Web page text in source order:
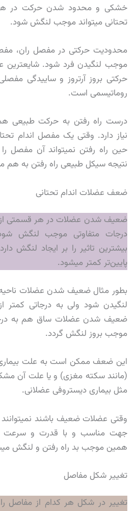
خشكی و محدود شدن حركت در هر
تحتانی میتواند موجب لنگش شود.
محدودیت حركتی در مفصل ران،
موجب لنگیدن فرد شود.
حركتی بروز آرتروز و ساییدگی
روماتیسمی است.
درست راه رفتن به حرکت طبیعی
نیاز دارد. وقتی یک مفصل اندام
حین راه رفتن نمیتواند آن
نتیجه سیکل طبیعی راه رفتن به هم
ضعف عضلات اندام تحتانی
ضعیف شدن عضلات در هر قسمتی از
درجات متفاوتی موجب لنگش
بیشترین تاثیر را بر ایجاد لنگش
پایین‌تر كمتر میشود.
بطور مثال ضعیف شدن عضلات
لنگیدن شود ولی به درجاتی
ضعیف شدن عضلات ساق هم به
موجب بروز لنگش گردد.
این ضعف ممكن است به علت
(مانند سكته مغزی) و یا علت آن
مثل بیماری دیستروفی عضلانی.
وقتی عضلات ضعیف باشند نمیتوانند
جهت مناسب و با قدرت و سرعت
همین موجب بد راه رفتن و لنگش
تغییر شكل مفاصل
تغییر در شكل هر كدام از مفاصل